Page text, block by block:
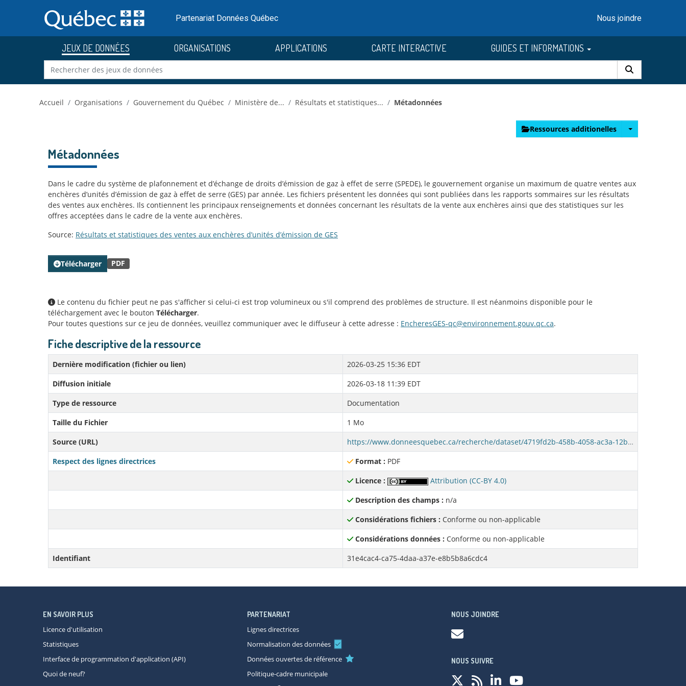
au
contenu
Partenariat Données Québec Nous joindre
JEUX DE DONNÉES ORGANISATIONS APPLICATIONS CARTE INTERACTIVE GUIDES ET INFORMATIONS
Accueil Organisations Gouvernement du Québec Ministère de... Résultats et statistiques... Métadonnées
Ressources additionelles
Métadonnées
Dans le cadre du système de plafonnement et d’échange de droits d’émission de gaz à effet de serre (SPEDE), le gouvernement organise un maximum de quatre ventes aux
enchères d’unités d’émission de gaz à effet de serre (GES) par année. Les fichiers présentent les données qui sont publiées dans les rapports sommaires sur les résultats
des ventes aux enchères. Ils contiennent les principaux renseignements et données concernant les résultats de la vente aux enchères ainsi que des statistiques sur les
offres acceptées dans le cadre de la vente aux enchères.
Source: Résultats et statistiques des ventes aux enchères d’unités d’émission de GES
Télécharger PDF
Le contenu du fichier peut ne pas s'afficher si celui-ci est trop volumineux ou s'il comprend des problèmes de structure. Il est néanmoins disponible pour le
téléchargement avec le bouton Télécharger.
Pour toutes questions sur ce jeu de données, veuillez communiquer avec le diffuseur à cette adresse : EncheresGES‑qc@environnement.gouv.qc.ca.
Fiche descriptive de la ressource
Dernière modification (fichier ou lien)
2026-03-25 15:36 EDT
Diffusion initiale
2026-03-18 11:39 EDT
Type de ressource
Documentation
Taille du Fichier
1 Mo
Source (URL)
https://www.donneesquebec.ca/recherche/dataset/4719fd2b-458b-4058-ac3a-12bed98f50b6/resource/31e4cac4-ca75-4daa-a37e-e8b5b8a6cdc4/download/metadonnees_vae.pdf
Respect des lignes directrices
Format : PDF
Licence :
Attribution (CC-BY 4.0)
Description des champs : n/a
Considérations fichiers : Conforme ou non-applicable
Considérations données : Conforme ou non-applicable
Identifiant
31e4cac4-ca75-4daa-a37e-e8b5b8a6cdc4
EN SAVOIR PLUS
Licence d'utilisation
Statistiques
Interface de programmation d'application (API)
Quoi de neuf?
PARTENARIAT
Lignes directrices
Normalisation des données
Données ouvertes de référence
Politique-cadre municipale
NOUS JOINDRE
NOUS SUIVRE